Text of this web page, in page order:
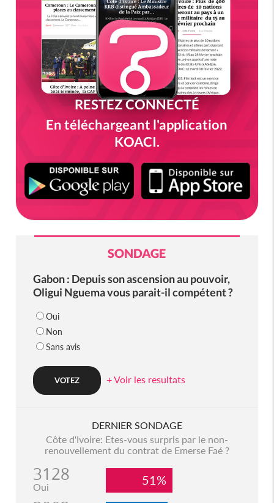
RESTEZ CONNECTÉ
En téléchargeant l'application
KOACI.
SONDAGE
Gabon : Depuis son ascension au pouvoir,
Oligui Nguema vous parait-il compétent ?
Oui
Non
Sans avis
+ Voir les resultats
DERNIER SONDAGE
Côte d'Ivoire: Etes-vous surpris par le non-
renouvellement du contrat de Emerse Faé ?
3128
Oui 51%